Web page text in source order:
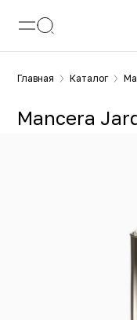
Главная Каталог
Mancera